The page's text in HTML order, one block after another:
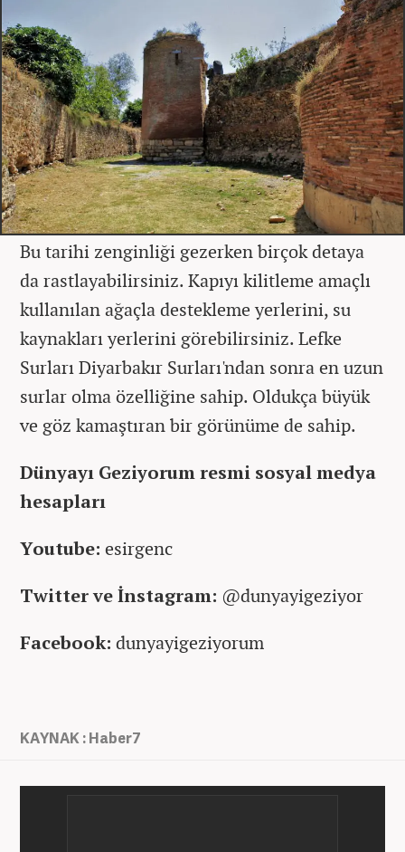
Bu tarihi zenginliği gezerken birçok detaya
da rastlayabilirsiniz. Kapıyı kilitleme amaçlı
kullanılan ağaçla destekleme yerlerini, su
kaynakları yerlerini görebilirsiniz. Lefke
Surları Diyarbakır Surları'ndan sonra en uzun
surlar olma özelliğine sahip. Oldukça büyük
ve göz kamaştıran bir görünüme de sahip.
Dünyayı Geziyorum resmi sosyal medya
hesapları
Youtube: esirgenc
Twitter ve İnstagram: @dunyayigeziyor
Facebook: dunyayigeziyorum
KAYNAK : Haber7